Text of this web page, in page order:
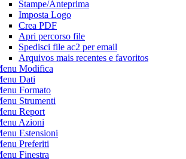
Stampe/Anteprima
Imposta Logo
Crea PDF
Apri percorso file
Spedisci file ac2 per email
Arquivos mais recentes e favoritos
Modifica
Dati
Formato
Strumenti
Report
Azioni
Estensioni
Preferiti
Finestra